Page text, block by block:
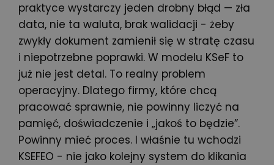
praktyce wystarczy jeden drobny błąd — zła
data, nie ta waluta, brak walidacji - żeby
zwykły dokument zamienił się w stratę czasu
i niepotrzebne poprawki. W modelu KSeF to
już nie jest detal. To realny problem
operacyjny. Dlatego firmy, które chcą
pracować sprawnie, nie powinny liczyć na
pamięć, doświadczenie i „jakoś to będzie”.
Powinny mieć proces. I właśnie tu wchodzi
KSEFEO - nie jako kolejny system do klikania